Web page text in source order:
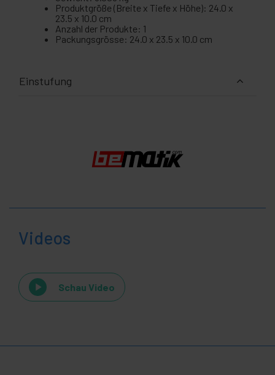
Produktgröße (Breite x Tiefe x Höhe): 24.0 x
23.5 x 10.0 cm
Anzahl der Produkte: 1
Packungsgrösse: 24.0 x 23.5 x 10.0 cm
Einstufung
Videos
Schau Video